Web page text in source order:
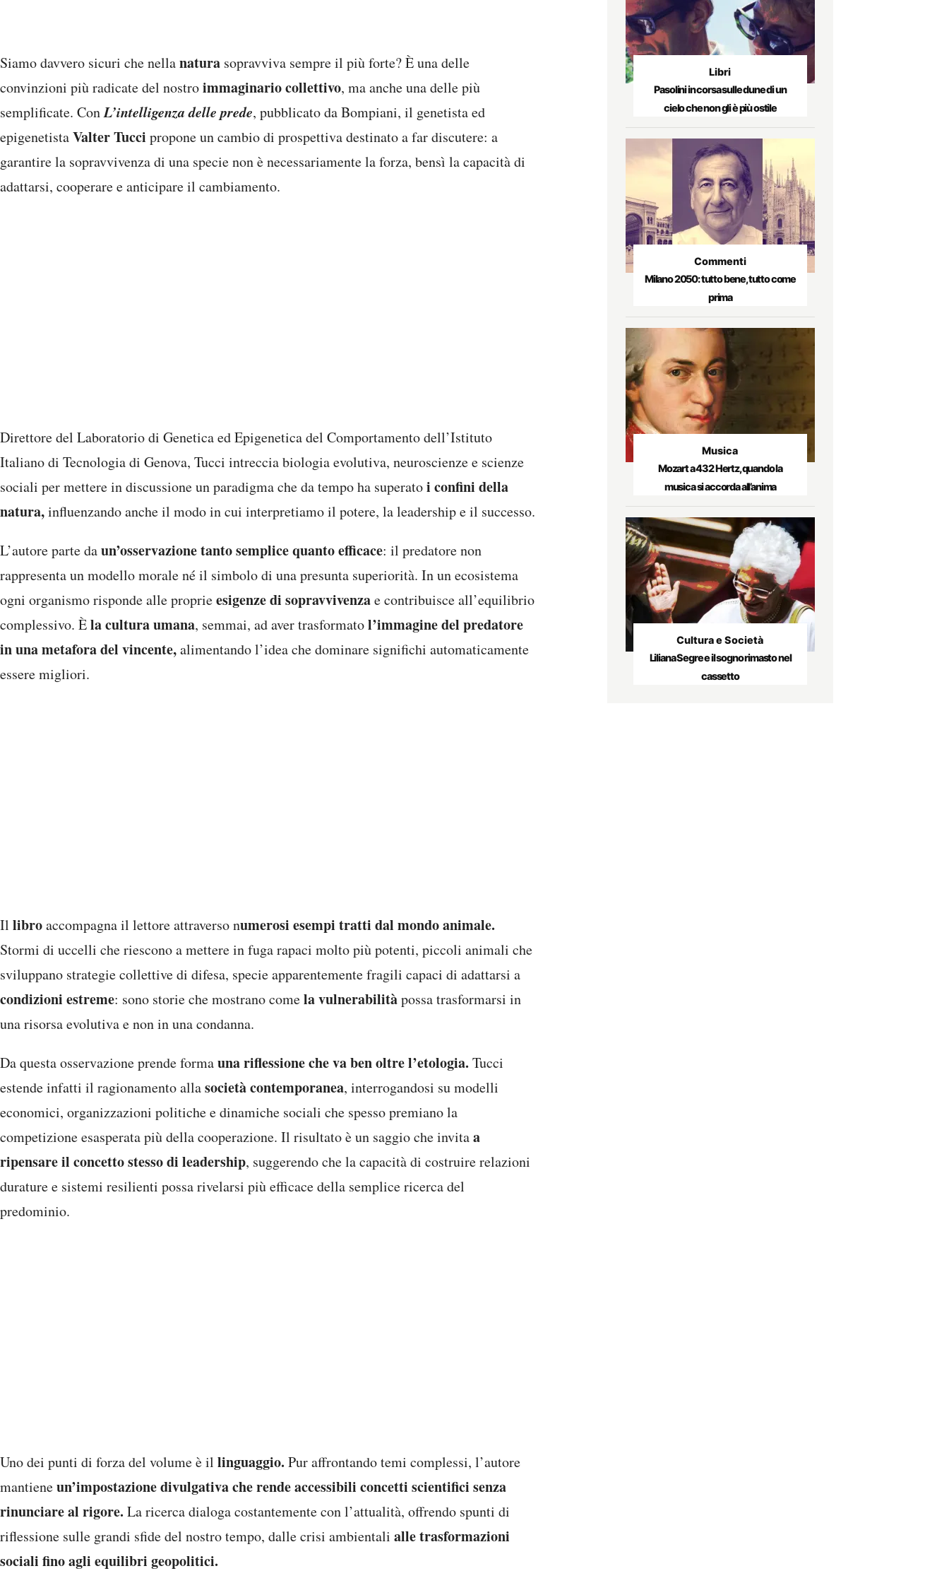
Siamo davvero sicuri che nellanatura sopravviva sempre il più forte? È una delle
convinzioni più radicate del nostroimmaginario collettivo, ma anche una delle più
semplificate. ConL’intelligenza delle prede, pubblicato da Bompiani, il genetista ed
epigenetistaValter Tucci propone un cambio di prospettiva destinato a far discutere: a
garantire la sopravvivenza di una specie non è necessariamente la forza, bensì la capacità di
adattarsi, cooperare e anticipare il cambiamento.
Direttore del Laboratorio di Genetica ed Epigenetica del Comportamento dell’Istituto
Italiano di Tecnologia di Genova, Tucci intreccia biologia evolutiva, neuroscienze e scienze
sociali per mettere in discussione un paradigma che da tempo ha superatoi confini della
natura,influenzando anche il modo in cui interpretiamo il potere, la leadership e il successo.
L’autore parte daun’osservazione tanto semplice quanto efficace: il predatore non
rappresenta un modello morale né il simbolo di una presunta superiorità. In un ecosistema
ogni organismo risponde alle proprieesigenze di sopravvivenzae contribuisce all’equilibrio
complessivo. Èla cultura umana, semmai, ad aver trasformatol’immagine del predatore
in una metafora del vincente,alimentando l’idea che dominare significhi automaticamente
essere migliori.
Il libroaccompagna il lettore attraverso numerosi esempi tratti dal mondo animale.
Stormi di uccelli che riescono a mettere in fuga rapaci molto più potenti, piccoli animali che
sviluppano strategie collettive di difesa, specie apparentemente fragili capaci di adattarsi a
condizioni estreme: sono storie che mostrano comela vulnerabilitàpossa trasformarsi in
una risorsa evolutiva e non in una condanna.
Da questa osservazione prende formauna riflessione che va ben oltre l’etologia. Tucci
estende infatti il ragionamento allasocietà contemporanea, interrogandosi su modelli
economici, organizzazioni politiche e dinamiche sociali che spesso premiano la
competizione esasperata più della cooperazione. Il risultato è un saggio che invitaa
ripensare il concetto stesso di leadership, suggerendo che la capacità di costruire relazioni
durature e sistemi resilienti possa rivelarsi più efficace della semplice ricerca del
predominio.
Uno dei punti di forza del volume è il linguaggio. Pur affrontando temi complessi, l’autore
mantieneun’impostazione divulgativa che rende accessibili concetti scientifici senza
rinunciare al rigore. La ricerca dialoga costantemente con l’attualità, offrendo spunti di
riflessione sulle grandi sfide del nostro tempo, dalle crisi ambientali alle trasformazioni
sociali fino agli equilibri geopolitici.
Libri
Pasolini in corsa sulle dune di un
cielo che non gli è più ostile
Commenti
Milano 2050: tutto bene, tutto come
prima
Musica
Mozart a 432 Hertz, quando la
musica si accorda all’anima
Cultura e Società
Liliana Segre e il sogno rimasto nel
cassetto